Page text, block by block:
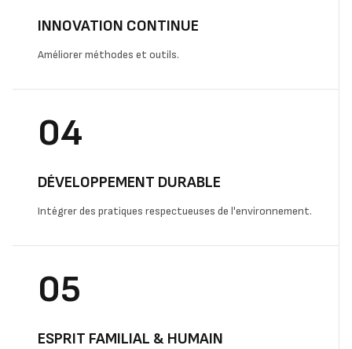
INNOVATION CONTINUE
Améliorer méthodes et outils.
04
DÉVELOPPEMENT DURABLE
Intégrer des pratiques respectueuses de l'environnement.
05
ESPRIT FAMILIAL & HUMAIN